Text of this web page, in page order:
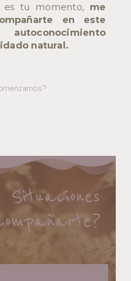
es tu momento, me
en este
natural.
Situaciones